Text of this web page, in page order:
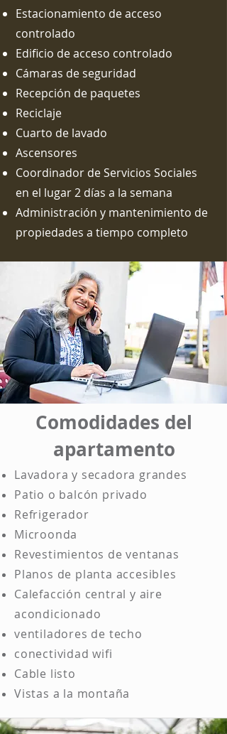
Estacionamiento de acceso
controlado
Edificio de acceso controlado
Cámaras de seguridad
Recepción de paquetes
Reciclaje
Cuarto de lavado
Ascensores
Coordinador de Servicios Sociales
en el lugar 2 días a la semana
Administración y mantenimiento de
propiedades a tiempo completo
Comodidades del
apartamento
Lavadora y secadora grandes
Patio o balcón privado
Refrigerador
Microonda
Revestimientos de ventanas
Planos de planta accesibles
Calefacción central y aire
acondicionado
ventiladores de techo
conectividad wifi
Cable listo
Vistas a la montaña